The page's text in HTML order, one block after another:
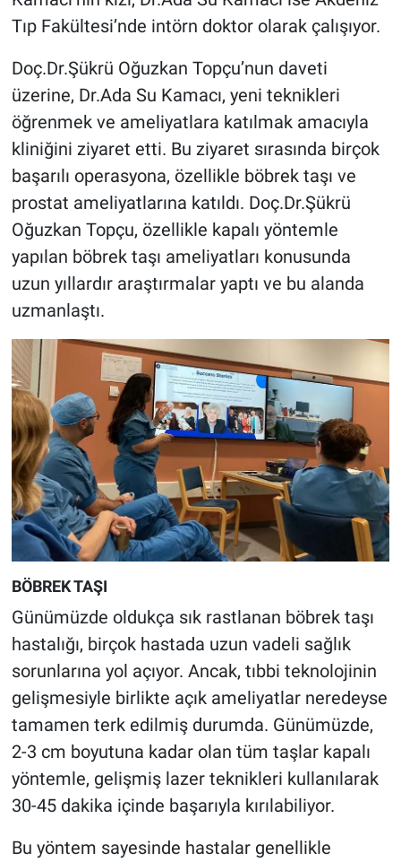
Tıp Fakültesi’nde intörn doktor olarak çalışıyor.
Doç.Dr.Şükrü Oğuzkan Topçu’nun daveti
üzerine, Dr.Ada Su Kamacı, yeni teknikleri
öğrenmek ve ameliyatlara katılmak amacıyla
kliniğini ziyaret etti. Bu ziyaret sırasında birçok
başarılı operasyona, özellikle böbrek taşı ve
prostat ameliyatlarına katıldı. Doç.Dr.Şükrü
Oğuzkan Topçu, özellikle kapalı yöntemle
yapılan böbrek taşı ameliyatları konusunda
uzun yıllardır araştırmalar yaptı ve bu alanda
uzmanlaştı.
BÖBREK TAŞI
Günümüzde oldukça sık rastlanan böbrek taşı
hastalığı, birçok hastada uzun vadeli sağlık
sorunlarına yol açıyor. Ancak, tıbbi teknolojinin
gelişmesiyle birlikte açık ameliyatlar neredeyse
tamamen terk edilmiş durumda. Günümüzde,
2-3 cm boyutuna kadar olan tüm taşlar kapalı
yöntemle, gelişmiş lazer teknikleri kullanılarak
30-45 dakika içinde başarıyla kırılabiliyor.
Bu yöntem sayesinde hastalar genellikle